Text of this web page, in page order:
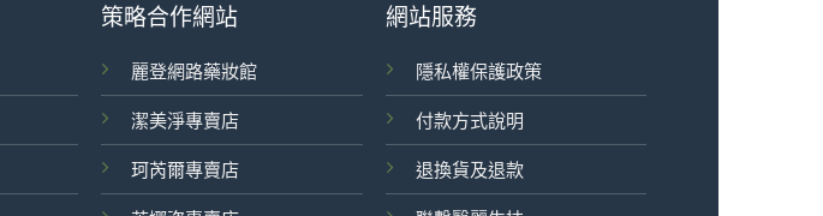
策略合作網站
麗登網路藥妝館
潔美淨專賣店
珂芮爾專賣店
網站服務
隱私權保護政策
付款方式說明
退換貨及退款